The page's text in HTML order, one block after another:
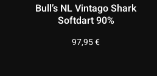
Bull’s NL Vintago Shark
Softdart 90%
97,95€